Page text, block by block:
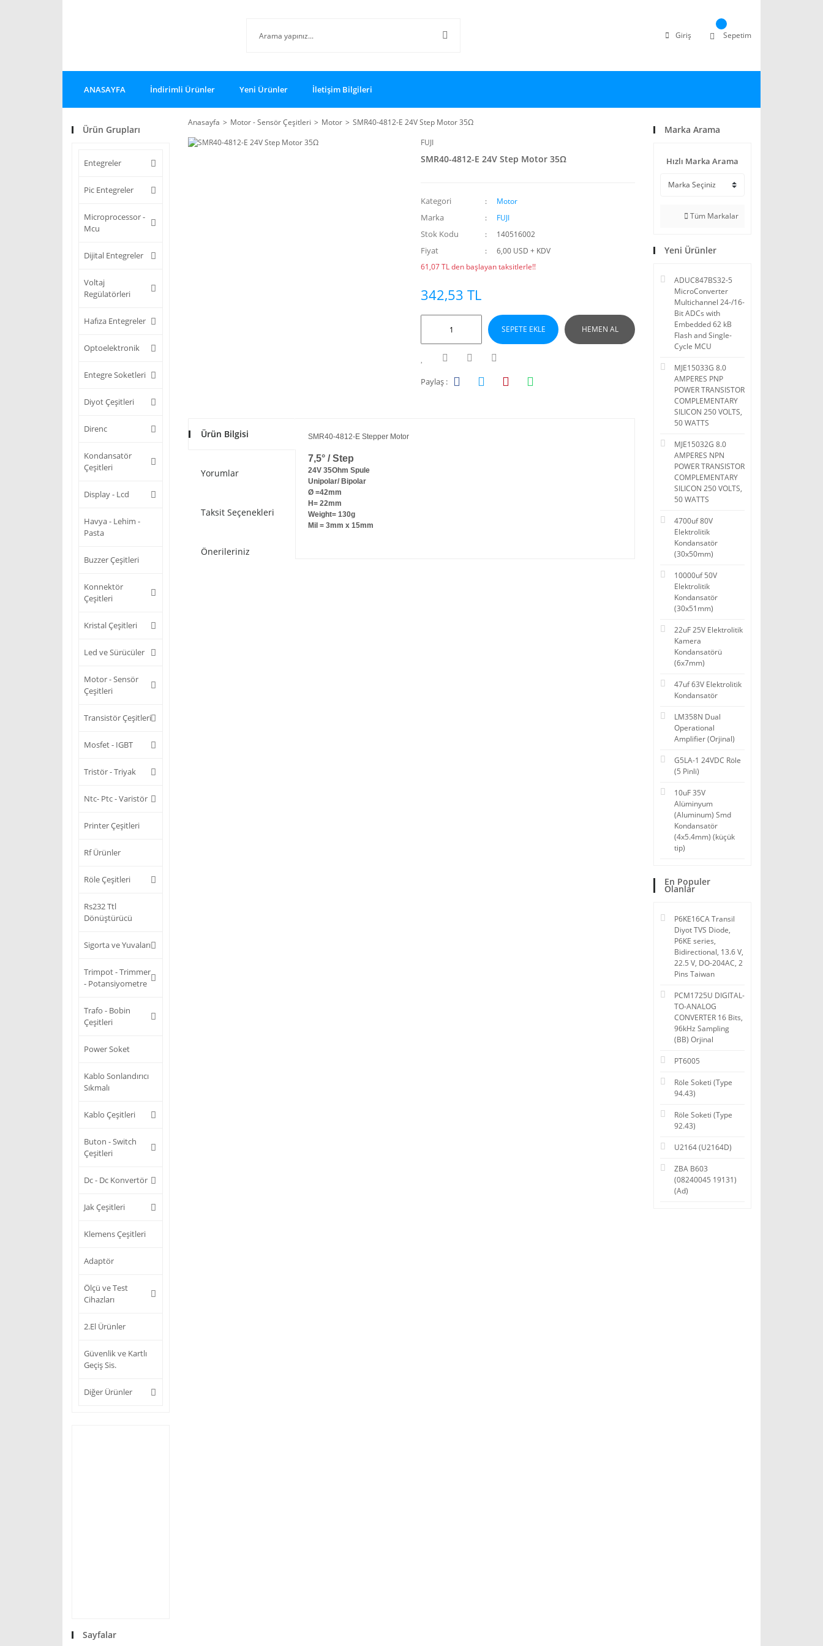
Giriş Sepetim
ANASAYFA İndirimli Ürünler Yeni Ürünler İletişim Bilgileri
Ürün Grupları
Entegreler
Pic Entegreler
Microprocessor -
Mcu
Dijital Entegreler
Voltaj
Regülatörleri
Hafıza Entegreler
Optoelektronik
Entegre Soketleri
Diyot Çeşitleri
Direnc
Kondansatör
Çeşitleri
Display - Lcd
Havya - Lehim -
Pasta
Buzzer Çeşitleri
Konnektör
Çeşitleri
Kristal Çeşitleri
Led ve Sürücüler
Motor - Sensör
Çeşitleri
Transistör Çeşitleri
Mosfet - IGBT
Tristör - Triyak
Ntc- Ptc - Varistör
Printer Çeşitleri
Rf Ürünler
Röle Çeşitleri
Rs232 Ttl
Dönüştürücü
Sigorta ve Yuvaları
Trimpot - Trimmer
- Potansiyometre
Trafo - Bobin
Çeşitleri
Power Soket
Kablo Sonlandırıcı
Sıkmalı
Kablo Çeşitleri
Buton - Switch
Çeşitleri
Dc - Dc Konvertör
Jak Çeşitleri
Klemens Çeşitleri
Adaptör
Ölçü ve Test
Cihazları
2.El Ürünler
Güvenlik ve Kartlı
Geçiş Sis.
Diğer Ürünler
Sayfalar
Anasayfa Motor - Sensör Çeşitleri Motor
SMR40-4812-E 24V Step Motor 35Ω
FUJI
SMR40-4812-E 24V Step Motor 35Ω
Kategori Motor
Marka FUJI
Stok Kodu 140516002
Fiyat
6,00 USD + KDV
61,07 TL den başlayan taksitlerle!!
342,53 TL
SEPETE EKLE HEMEN AL
Paylaş :
Ürün Bilgisi
Yorumlar
Taksit Seçenekleri
Önerileriniz
SMR40-4812-E Stepper Motor
7,5° / Step
24V 35Ohm Spule
Unipolar/ Bipolar
Ø =42mm
H= 22mm
Weight= 130g
Mil = 3mm x 15mm
Marka Arama
Hızlı Marka Arama
Tüm Markalar
Yeni Ürünler
ADUC847BS32-5
MicroConverter
Multichannel 24-/16-
Bit ADCs with
Embedded 62 kB
Flash and Single-
Cycle MCU
MJE15033G 8.0
AMPERES PNP
POWER TRANSISTOR
COMPLEMENTARY
SILICON 250 VOLTS,
50 WATTS
MJE15032G 8.0
AMPERES NPN
POWER TRANSISTOR
COMPLEMENTARY
SILICON 250 VOLTS,
50 WATTS
4700uf 80V
Elektrolitik
Kondansatör
(30x50mm)
10000uf 50V
Elektrolitik
Kondansatör
(30x51mm)
22uF 25V Elektrolitik
Kamera
Kondansatörü
(6x7mm)
47uf 63V Elektrolitik
Kondansatör
LM358N Dual
Operational
Amplifier (Orjinal)
G5LA-1 24VDC Röle
(5 Pinli)
10uF 35V
Alüminyum
(Aluminum) Smd
Kondansatör
(4x5.4mm) (küçük
tip)
En Populer
Olanlar
P6KE16CA Transil
Diyot TVS Diode,
P6KE series,
Bidirectional, 13.6 V,
22.5 V, DO-204AC, 2
Pins Taiwan
PCM1725U DIGITAL-
TO-ANALOG
CONVERTER 16 Bits,
96kHz Sampling
(BB) Orjinal
PT6005
Röle Soketi (Type
94.43)
Röle Soketi (Type
92.43)
U2164 (U2164D)
ZBA B603
(08240045 19131)
(Ad)